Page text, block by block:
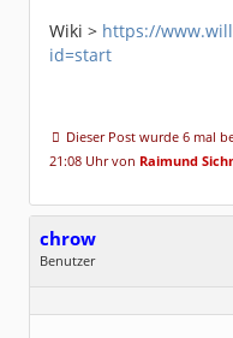
Wiki > https://
id=start
Dieser Post wurde 6 mal
21:08 Uhr von Raimund
chrow
Benutzer
Beiträge:
64